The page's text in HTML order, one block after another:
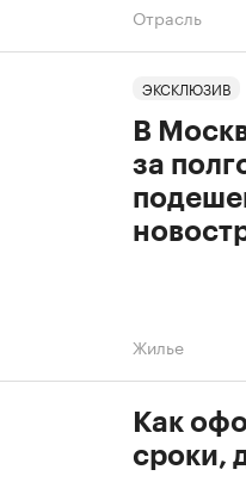
Отрасль
Жилье
В
за
ЭКСКЛЮЗИВ
Как
сроки,